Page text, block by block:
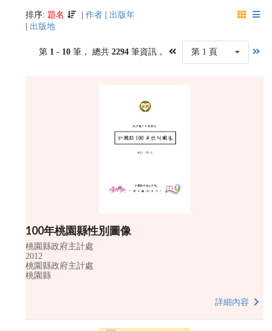
排序: 題名 |作者
出版年
出版地
第 1 - 10 筆， 總共 2294筆資訊， 第 1 頁
100年桃園縣性別圖像
桃園縣政府主計處
2012
桃園縣政府主計處
桃園縣
詳細內容